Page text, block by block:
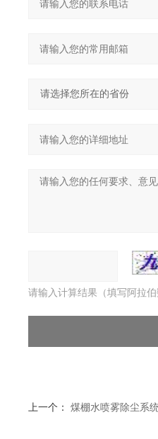
请输入计算结果（填写阿拉
上一个： 煤棚水喷雾除尘系